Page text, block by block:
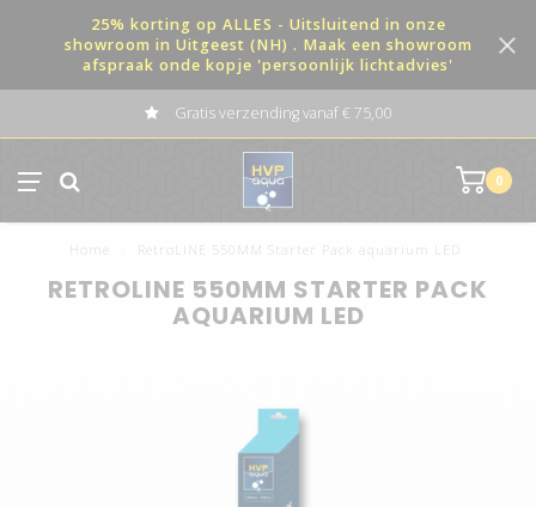
25% korting op ALLES - Uitsluitend in onze
showroom in Uitgeest (NH) . Maak een showroom
afspraak onde kopje 'persoonlijk lichtadvies'
Gratis verzending vanaf € 75,00
0
Home RetroLINE 550MM Starter Pack aquarium LED
RETROLINE 550MM STARTER PACK
AQUARIUM LED